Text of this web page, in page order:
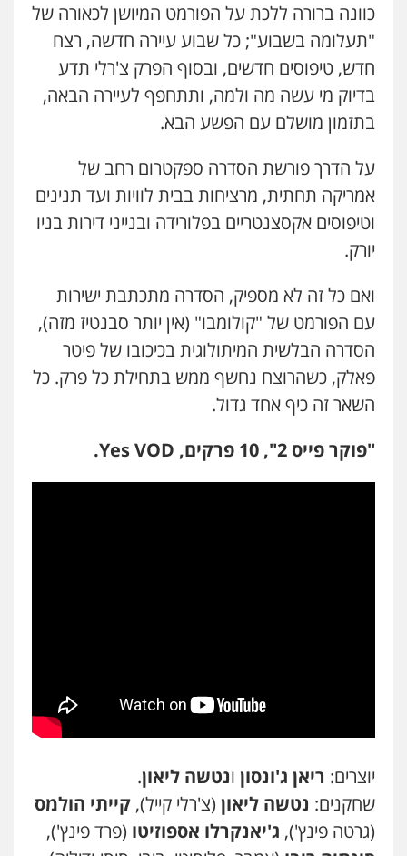
כוונה ברורה ללכת על הפורמט המיושן לכאורה של
"תעלומה בשבוע"; כל שבוע עיירה חדשה, רצח
חדש, טיפוסים חדשים, ובסוף הפרק צ'רלי תדע
בדיוק מי עשה מה ולמה, ותתחפף לעיירה הבאה,
בתזמון מושלם עם הפשע הבא.
על הדרך פורשת הסדרה ספקטרום רחב של
אמריקה תחתית, מרציחות בבית לוויות ועד תנינים
וטיפוסים אקסצנטריים בפלורידה ובנייני דירות בניו
יורק.
ואם כל זה לא מספיק, הסדרה מתכתבת ישירות
עם הפורמט של "קולומבו" (אין יותר סבנטיז מזה),
הסדרה הבלשית המיתולוגית בכיכובו של פיטר
פאלק, כשהרוצח נחשף ממש בתחילת כל פרק. כל
השאר זה כיף אחד גדול.
"פוקר פייס 2", 10 פרקים, Yes VOD.
יוצרים: ריאן ג'ונסון ונטשה ליאון.
שחקנים: נטשה ליאון (צ'רלי קייל), קייתי הולמס
(גרטה פינץ'), ג'יאנקרלו אספוזיטו (פרד פינץ'),